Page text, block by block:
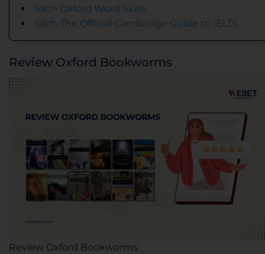
Sách Oxford Word Skills
Sách The Official Cambridge Guide to IELTS
Review Oxford Bookworms
Review Oxford Bookworms